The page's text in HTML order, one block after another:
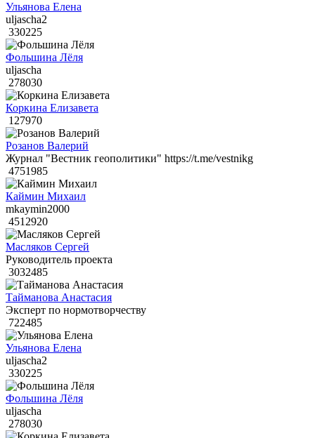
Ульянова Елена
uljascha2
330225
Фольшина Лёля
uljascha
278030
Коркина Елизавета
127970
Розанов Валерий
Журнал "Вестник геополитики" https://t.me/vestnikg
4751985
Каймин Михаил
mkaymin2000
4512920
Масляков Сергей
Руководитель проекта
3032485
Тайманова Анастасия
Эксперт по нормотворчеству
722485
Ульянова Елена
uljascha2
330225
Фольшина Лёля
uljascha
278030